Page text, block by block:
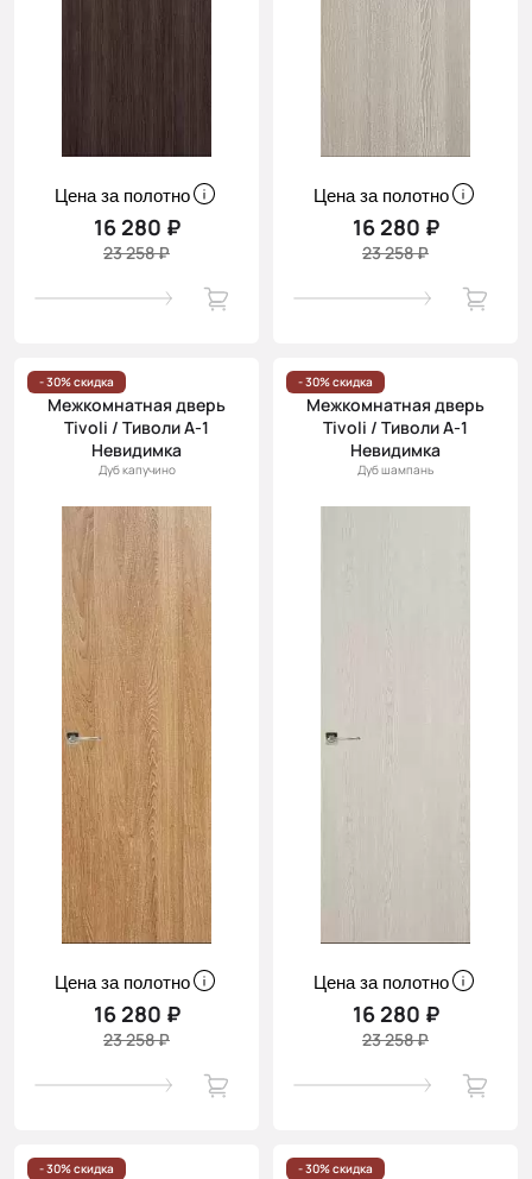
Цена за полотно
16 280 ₽
23 258 ₽
Цена за полотно
16 280 ₽
23 258 ₽
- 30% скидка
Межкомнатная дверь
Tivoli / Тиволи А-1
Невидимка
Дуб капучино
Цена за полотно
16 280 ₽
23 258 ₽
- 30% скидка
Межкомнатная дверь
Tivoli / Тиволи А-1
Невидимка
Дуб шампань
Цена за полотно
16 280 ₽
23 258 ₽
- 30% скидка - 30% скидка